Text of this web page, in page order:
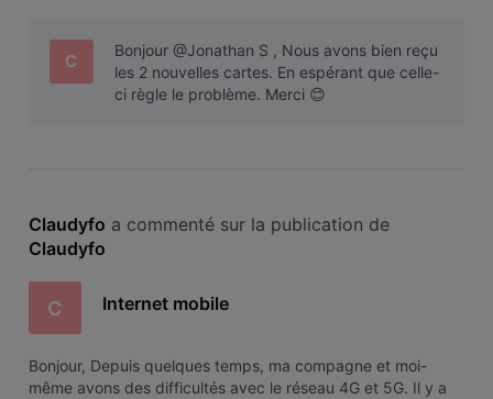
C
Bonjour @Jonathan S , Nous avons bien reçu
les 2 nouvelles cartes. En espérant que celle-
ci règle le problème. Merci 😊
Claudyfo a commenté sur la publication de
Claudyfo
C Internet mobile
Bonjour, Depuis quelques temps, ma compagne et moi-
même avons des difficultés avec le réseau 4G et 5G. Il y a